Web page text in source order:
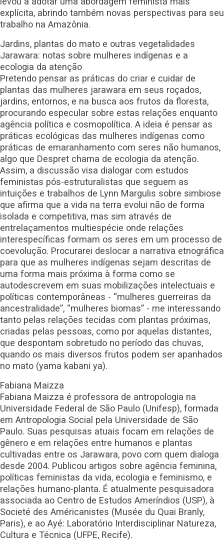
explícita, abrindo também novas perspectivas para seu
trabalho na Amazônia.
Jardins, plantas do mato e outras vegetalidades
Jarawara: notas sobre mulheres indígenas e a
ecologia da atenção
Pretendo pensar as práticas do criar e cuidar de
plantas das mulheres jarawara em seus roçados,
jardins, entornos, e na busca aos frutos da floresta,
procurando especular sobre estas relações enquanto
agência política e cosmopolítica. A ideia é pensar as
práticas ecológicas das mulheres indígenas como
práticas de emaranhamento com seres não humanos,
algo que Despret chama de ecologia da atenção.
Assim, a discussão visa dialogar com estudos
feministas pós-estruturalistas que seguem as
intuições e trabalhos de Lynn Margulis sobre simbiose
que afirma que a vida na terra evolui não de forma
isolada e competitiva, mas sim através de
entrelaçamentos multiespécie onde relações
interespecíficas formam os seres em um processo de
coevolução. Procurarei deslocar a narrativa etnográfica
para que as mulheres indígenas sejam descritas de
uma forma mais próxima à forma como se
autodescrevem em suas mobilizações intelectuais e
políticas contemporâneas - “mulheres guerreiras da
ancestralidade”, “mulheres biomas” - me interessando
tanto pelas relações tecidas com plantas próximas,
criadas pelas pessoas, como por aquelas distantes,
que despontam sobretudo no período das chuvas,
quando os mais diversos frutos podem ser apanhados
no mato (yama kabani ya).
Fabiana Maizza
Fabiana Maizza é professora de antropologia na
Universidade Federal de São Paulo (Unifesp), formada
em Antropologia Social pela Universidade de São
Paulo. Suas pesquisas atuais focam em relações de
gênero e em relações entre humanos e plantas
cultivadas entre os Jarawara, povo com quem dialoga
desde 2004. Publicou artigos sobre agência feminina,
políticas feministas da vida, ecologia e feminismo, e
relações humano-planta. É atualmente pesquisadora
associada ao Centro de Estudos Ameríndios (USP), à
Societé des Américanistes (Musée du Quai Branly,
Paris), e ao Ayé: Laboratório Interdisciplinar Natureza,
Cultura e Técnica (UFPE, Recife).